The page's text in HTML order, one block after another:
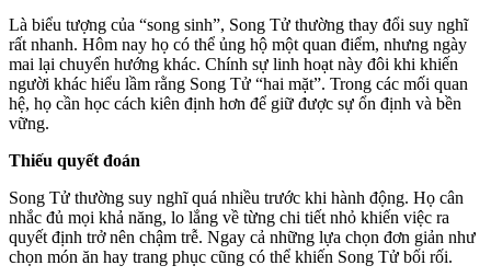
Là biểu tượng của “song sinh”, Song Tử thường thay đổi suy nghĩ
rất nhanh. Hôm nay họ có thể ủng hộ một quan điểm, nhưng ngày
mai lại chuyển hướng khác. Chính sự linh hoạt này đôi khi khiến
người khác hiểu lầm rằng Song Tử “hai mặt”. Trong các mối quan
hệ, họ cần học cách kiên định hơn để giữ được sự ổn định và bền
vững.
Thiếu quyết đoán
Song Tử thường suy nghĩ quá nhiều trước khi hành động. Họ cân
nhắc đủ mọi khả năng, lo lắng về từng chi tiết nhỏ khiến việc ra
quyết định trở nên chậm trễ. Ngay cả những lựa chọn đơn giản như
chọn món ăn hay trang phục cũng có thể khiến Song Tử bối rối.